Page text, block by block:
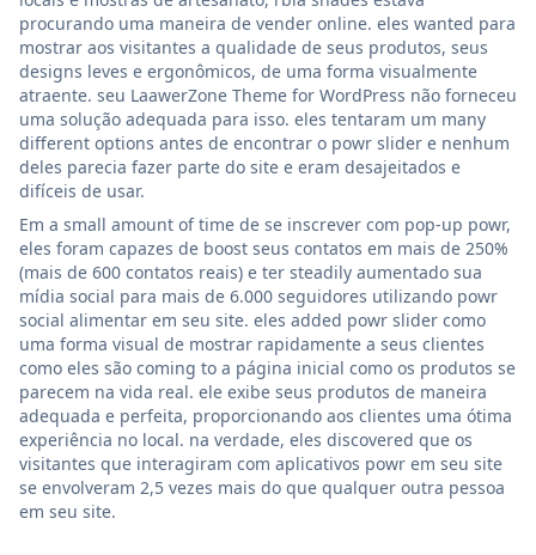
procurando uma maneira de vender online. eles wanted para
mostrar aos visitantes a qualidade de seus produtos, seus
designs leves e ergonômicos, de uma forma visualmente
atraente. seu LaawerZone Theme for WordPress não forneceu
uma solução adequada para isso. eles tentaram um many
different options antes de encontrar o powr slider e nenhum
deles parecia fazer parte do site e eram desajeitados e
difíceis de usar.
Em a small amount of time de se inscrever com pop-up powr,
eles foram capazes de boost seus contatos em mais de 250%
(mais de 600 contatos reais) e ter steadily aumentado sua
mídia social para mais de 6.000 seguidores utilizando powr
social alimentar em seu site. eles added powr slider como
uma forma visual de mostrar rapidamente a seus clientes
como eles são coming to a página inicial como os produtos se
parecem na vida real. ele exibe seus produtos de maneira
adequada e perfeita, proporcionando aos clientes uma ótima
experiência no local. na verdade, eles discovered que os
visitantes que interagiram com aplicativos powr em seu site
se envolveram 2,5 vezes mais do que qualquer outra pessoa
em seu site.